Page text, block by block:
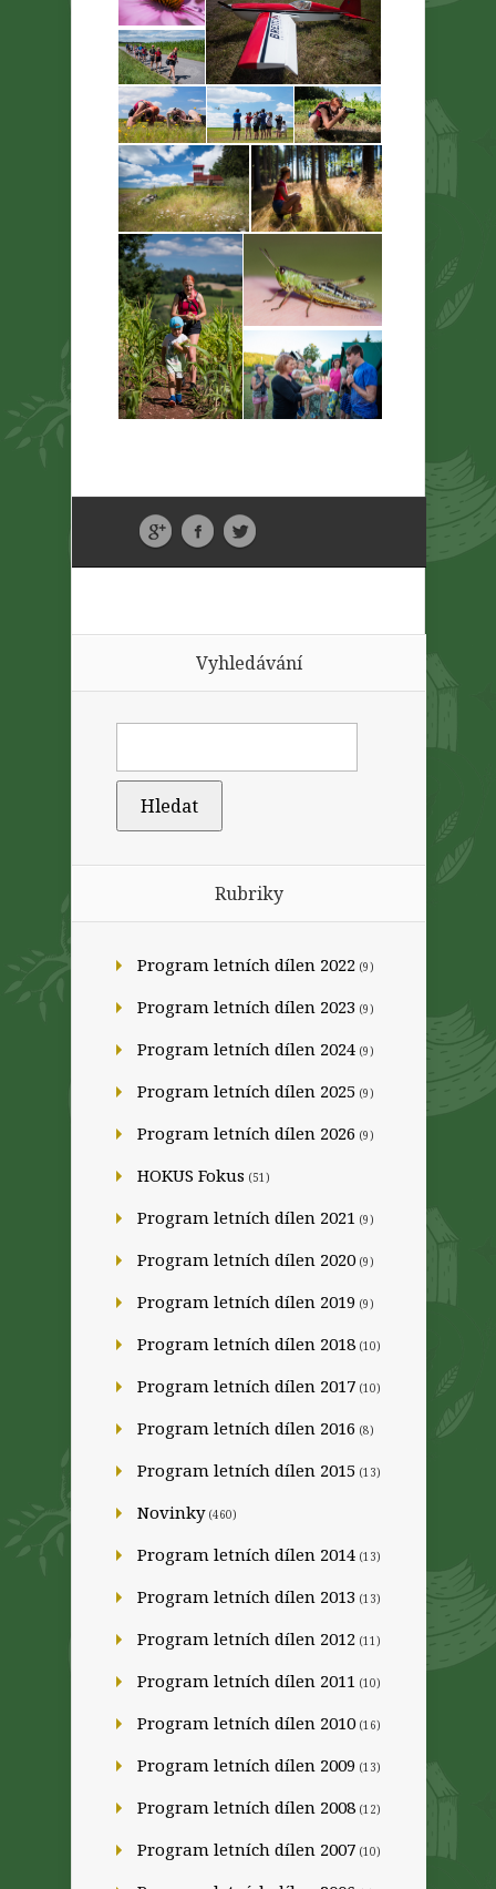
Vyhledávání
Rubriky
Program letních dílen 2022 (9)
Program letních dílen 2023 (9)
Program letních dílen 2024 (9)
Program letních dílen 2025 (9)
Program letních dílen 2026 (9)
HOKUS Fokus (51)
Program letních dílen 2021 (9)
Program letních dílen 2020 (9)
Program letních dílen 2019 (9)
Program letních dílen 2018 (10)
Program letních dílen 2017 (10)
Program letních dílen 2016 (8)
Program letních dílen 2015 (13)
Novinky(460)
Program letních dílen 2014 (13)
Program letních dílen 2013 (13)
Program letních dílen 2012 (11)
Program letních dílen 2011 (10)
Program letních dílen 2010 (16)
Program letních dílen 2009 (13)
Program letních dílen 2008 (12)
Program letních dílen 2007 (10)